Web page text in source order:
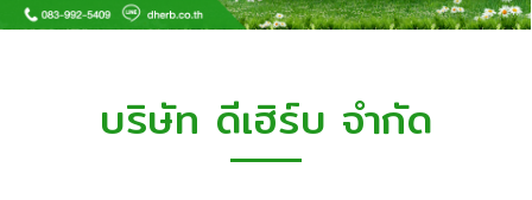
บริษัท ดีเฮิร์บ จำกัด